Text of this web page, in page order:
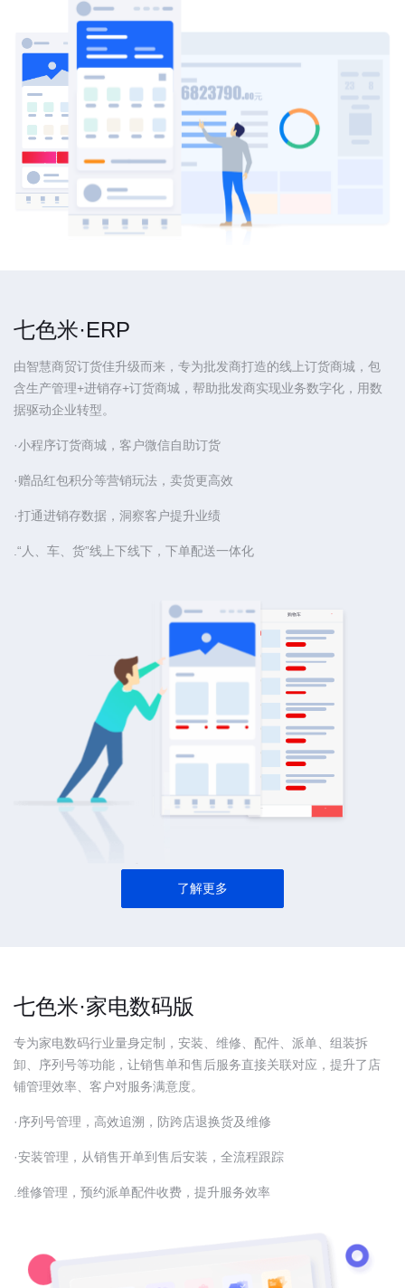
七色米·ERP
由智慧商贸订货佳升级而来，专为批发商打造的线上订货商城，包
含生产管理+进销存+订货商城，帮助批发商实现业务数字化，用数
据驱动企业转型。
·小程序订货商城，客户微信自助订货
·赠品红包积分等营销玩法，卖货更高效
·打通进销存数据，洞察客户提升业绩
.“人、车、货”线上下线下，下单配送一体化
了解更多
七色米·家电数码版
专为家电数码行业量身定制，安装、维修、配件、派单、组装拆
卸、序列号等功能，让销售单和售后服务直接关联对应，提升了店
铺管理效率、客户对服务满意度。
·序列号管理，高效追溯，防跨店退换货及维修
·安装管理，从销售开单到售后安装，全流程跟踪
.维修管理，预约派单配件收费，提升服务效率